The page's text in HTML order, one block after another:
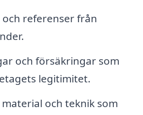
referenser från
och försäkringar som
legitimitet.
och teknik som